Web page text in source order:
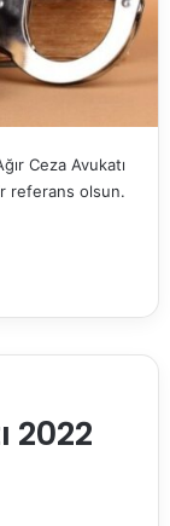
Ceza Avukatı
referans olsun.
2022